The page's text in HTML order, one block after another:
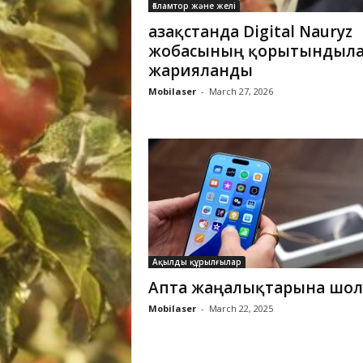
Ғаламтор және желі
Қазақстанда Digital Nauryz
жобасының
жарияланды
Mobilaser - March 27, 2026
Ақылды құрылғылар
Апта жаңалықтарына
Mobilaser - March 22, 2025